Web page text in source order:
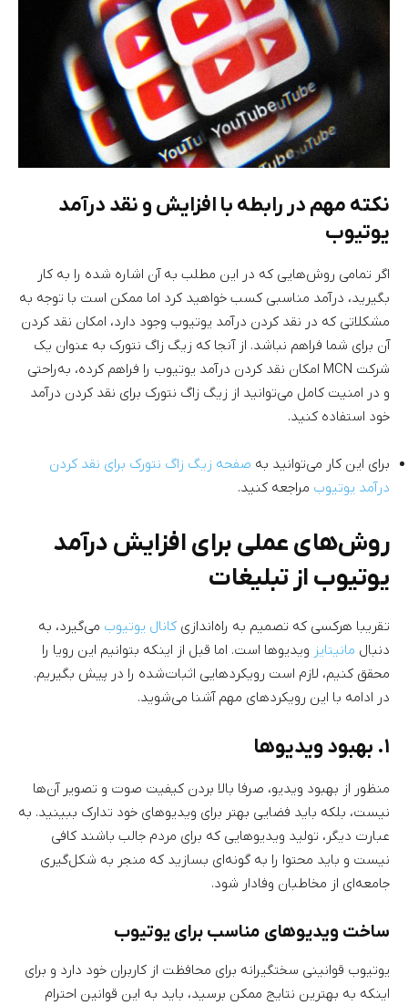
نکته مهم در رابطه با افزایش و نقد درآمد
یوتیوب
اگر تمامی روش‌هایی که در این مطلب به آن اشاره شده را به کار
بگیرید، درآمد مناسبی کسب خواهید کرد اما ممکن است با توجه به
مشکلاتی که در نقد کردن درآمد یوتیوب وجود دارد، امکان نقد کردن
آن برای شما فراهم نباشد. از آنجا که زیگ زاگ نتورک به عنوان یک
شرکت MCN امکان نقد کردن درآمد یوتیوب را فراهم کرده، به‌راحتی
و در امنیت کامل می‌توانید از زیگ زاگ نتورک برای نقد کردن درآمد
خود استفاده کنید.
برای این کار می‌توانید به صفحه زیگ زاگ نتورک برای نقد کردن
درآمد یوتیوب مراجعه کنید.
روش‌های عملی برای افزایش درآمد
یوتیوب از تبلیغات
تقریبا هرکسی که تصمیم به راه‌اندازی کانال یوتیوب می‌گیرد، به
دنبال مانیتایز ویدیوها است. اما قبل از اینکه بتوانیم این رویا را
محقق کنیم، لازم است رویکردهایی اثبات‌شده را در پیش بگیریم.
در ادامه با این رویکردهای مهم آشنا می‌شوید.
۱. بهبود ویدیوها
منظور از بهبود ویدیو، صرفا بالا بردن کیفیت صوت و تصویر آن‌ها
نیست، بلکه باید فضایی بهتر برای ویدیوهای خود تدارک ببینید. به
عبارت دیگر، تولید ویدیوهایی که برای مردم جالب باشند کافی
نیست و باید محتوا را به گونه‌ای بسازید که منجر به شکل‌گیری
جامعه‌ای از مخاطبان وفادار شود.
ساخت ویدیوهای مناسب برای یوتیوب
یوتیوب قوانینی سختگیرانه برای محافظت از کاربران خود دارد و برای
اینکه به بهترین نتایج ممکن برسید، باید به این قوانین احترام